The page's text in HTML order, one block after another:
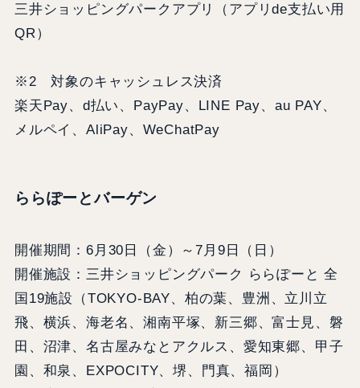
三井ショッピングパークアプリ（アプリde支払い用
QR）
※2 対象のキャッシュレス決済
楽天Pay、d払い、PayPay、LINE Pay、au PAY、
メルペイ、AliPay、WeChatPay
ららぽーとバーゲン
開催期間：6月30日（金）～7月9日（日）
開催施設：三井ショッピングパーク ららぽーと 全
国19施設（TOKYO-BAY、柏の葉、豊洲、立川立
飛、横浜、海老名、湘南平塚、新三郷、富士見、磐
田、沼津、名古屋みなとアクルス、愛知東郷、甲子
園、和泉、EXPOCITY、堺、門真、福岡）